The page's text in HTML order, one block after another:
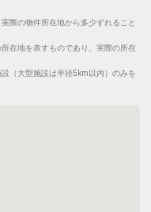
際の物件所在地から多少ずれること
在地を表すものであり、実際の所在
（大型施設は半径5km以内）のみを